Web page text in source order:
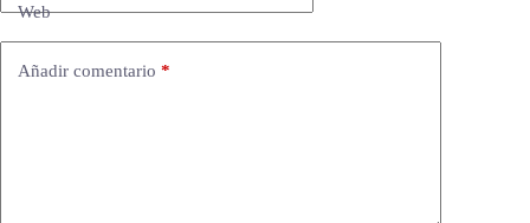
Web
Añadir comentario *